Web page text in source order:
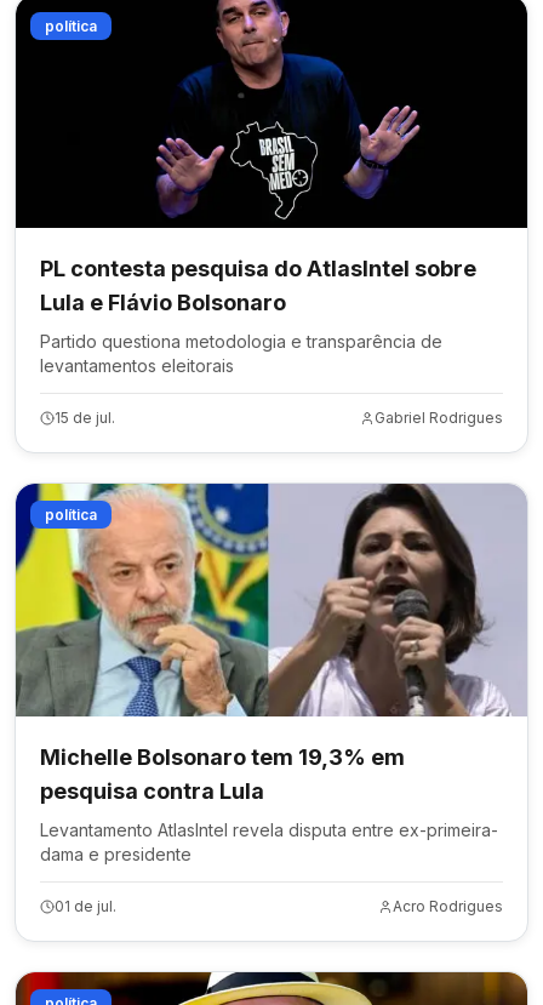
política
PL contesta pesquisa do AtlasIntel sobre
Lula e Flávio Bolsonaro
Partido questiona metodologia e transparência de
levantamentos eleitorais
15 de jul. Gabriel Rodrigues
política
Michelle Bolsonaro tem 19,3% em
pesquisa contra Lula
Levantamento AtlasIntel revela disputa entre ex-primeira-
dama e presidente
01 de jul. Acro Rodrigues